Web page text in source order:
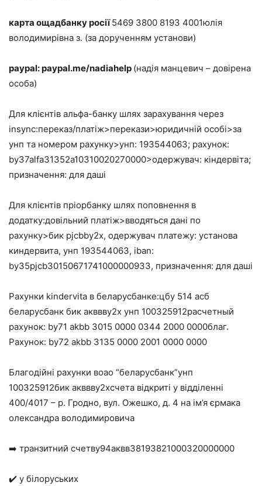
карта ощадбанку росії5469 3800 8193 4001юлія
володимирівна з. (за дорученням установи)
paypal: paypal.me/nadiahelp (надія манцевич – довірена
особа)
Для клієнтів альфа-банку шлях зарахування через
insync:переказ/платіж>перекази>юридичній особі>за
унп та номером рахунку>унп: 193544063; рахунок:
by37alfa31352a10310020270000>одержувач: кіндервіта;
призначення: для даші
Для клієнтів пріорбанку шлях поповнення в
додатку:довільний платіж>вводяться дані по
рахунку>бик pjcbby2x, одержувач платежу: установа
киндервита, унп 193544063, iban:
by35pjcb30150671741000000933, призначення: для даші
Рахунки kindervita в беларусбанке:цбу 514 асб
беларусбанк бик акввву2х унп 100325912расчетный
рахунок: by71 akbb 3015 0000 0344 2000 0000благ.
Рахунок: by72 akbb 3135 0000 2001 0000 0000
Благодійні рахунки воао “беларусбанк”унп
100325912бик акввву2хсчета відкриті у відділенні
400/4017 – р. Гродно, вул. Ожешко, д. 4 на ім’я єрмака
олександра володимировича
➡️ транзитний счетву94аквв38193821000320000000
✔️ у білоруських